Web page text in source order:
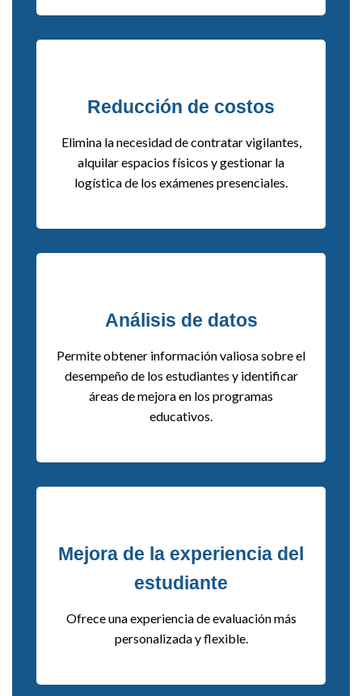
Reducción de costos
Elimina la necesidad de contratar vigilantes,
alquilar espacios físicos y gestionar la
logística de los exámenes presenciales.
Análisis de datos
Permite obtener información valiosa sobre el
desempeño de los estudiantes y identificar
áreas de mejora en los programas
educativos.
Mejora de la experiencia del
estudiante
Ofrece una experiencia de evaluación más
personalizada y flexible.